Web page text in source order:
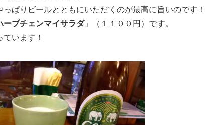
ぱりビールとともにいただくのが最高に旨いのです！
ーブチェンマイサラダ」（１１００円）です。
います！